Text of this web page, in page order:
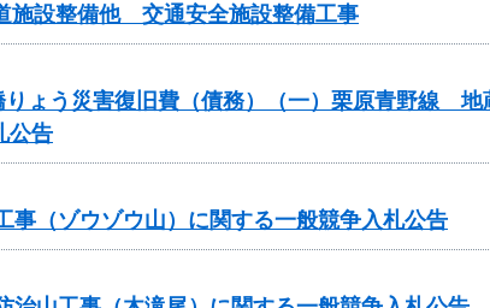
施設整備他 交通安全施設整備工事
ょう災害復旧費（債務）（一）栗原青野線 地
公告
（ゾウゾウ山）に関する一般競争入札公告